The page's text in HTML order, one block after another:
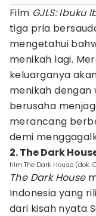
Film GJLS: Ibuku
tiga pria
mengetahui
menikah lagi.
keluarganya
menikah dengan
berusaha
merancang
demi
2. The Dark
film The Dark House (dok.
The Dark House
Indonesia yang
dari kisah nyata